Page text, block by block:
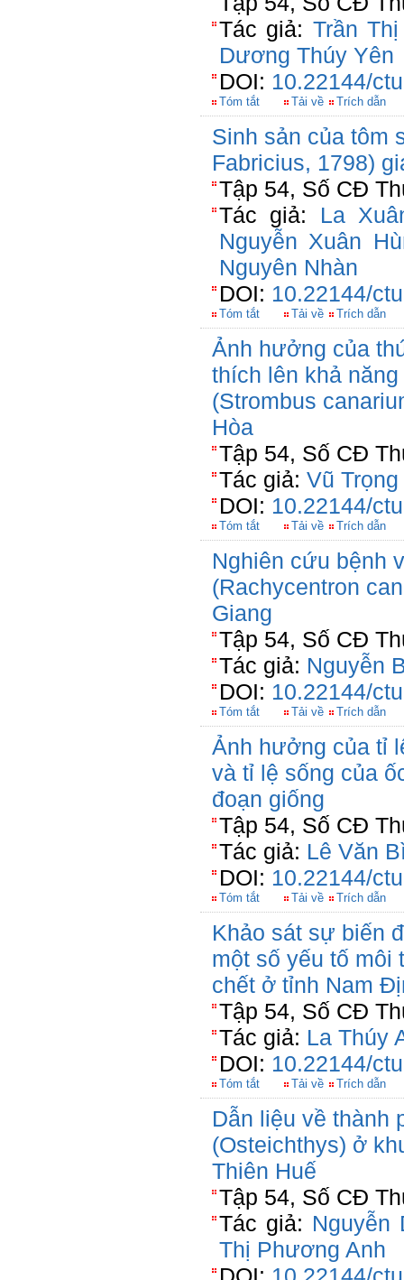
Tác giả: Trần
Dương Thúy Yên
DOI: 10.22144/
Tóm tắt Tải về Trích dẫn
Sinh sản của tôm
Fabricius, 1798)
Tập 54, Số CĐ
Tác giả: La
Nguyễn Xuân
Nguyên Nhàn
DOI: 10.22144/
Tóm tắt Tải về Trích dẫn
Ảnh hưởng của
thích lên khả
(Strombus
Hòa
Tập 54, Số CĐ
Tác giả: Vũ
DOI: 10.22144/
Tóm tắt Tải về Trích dẫn
Nghiên cứu bệnh
(Rachycentron
Giang
Tập 54, Số CĐ
Tác giả: Nguyễn
DOI: 10.22144/
Tóm tắt Tải về Trích dẫn
Ảnh hưởng của tỉ
và tỉ lệ sống của
đoạn giống
Tập 54, Số CĐ
Tác giả: Lê Văn
DOI: 10.22144/
Tóm tắt Tải về Trích dẫn
Khảo sát sự biến
một số yếu tố môi
chết ở tỉnh Nam
Tập 54, Số CĐ
Tác giả: La Thúy
DOI: 10.22144/
Tóm tắt Tải về Trích dẫn
Dẫn liệu về thành
(Osteichthys) ở
Thiên Huế
Tập 54, Số CĐ
Tác giả: Nguyễn
Thị Phương Anh